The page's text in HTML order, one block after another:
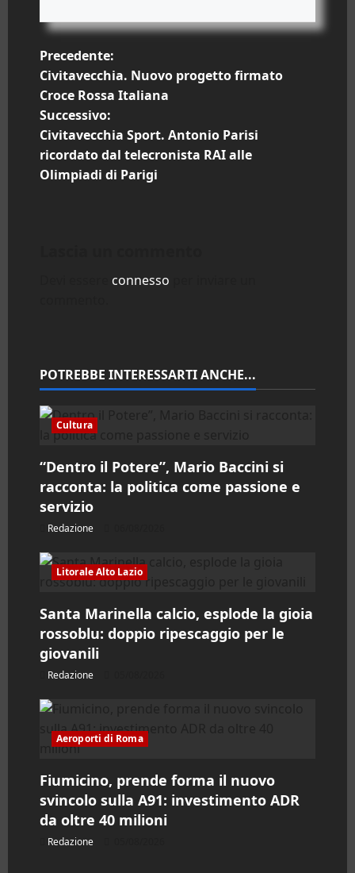
N
a
v
i
n
e
a
r
t
c
l
o
Precedente:
Civitavecchia. Nuovo progetto firmato
Croce Rossa Italiana
Successivo:
Civitavecchia Sport. Antonio Parisi
ricordato dal telecronista RAI alle
Olimpiadi di Parigi
connesso
POTREBBE INTERESSARTI ANCHE...
Cultura
“Dentro il Potere”, Mario Baccini si
racconta: la politica come passione e
servizio
Redazione
Litorale Alto Lazio
Santa Marinella calcio, esplode la gioia
rossoblu: doppio ripescaggio per le
giovanili
Redazione
Aeroporti di Roma
Fiumicino, prende forma il nuovo
svincolo sulla A91: investimento ADR
da oltre 40 milioni
Redazione